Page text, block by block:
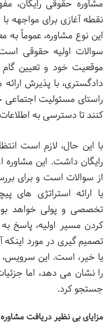
مشاوره حقوقی رایگان،
نقطه آغازی برای مواجهه
این نوع مشاوره، عموماً به
سوالات اولیه حقوقی
موقعیت خود و تعیین
دادگستری، با پذیرش
راستای مسئولیت
کنند تا دسترسی به
با این حال، لازم است
رایگان داشت. این
از سوالات است و برای
یا ارائه استراتژی های
تخصصی و پولی خواهد
کردن مسیر اولیه، پاسخ
تصمیم گیری در مورد اینکه
یا خیر، است. این
را نشان می دهد، اما
جستجو کرد.
مزایای بی نظیر دریافت